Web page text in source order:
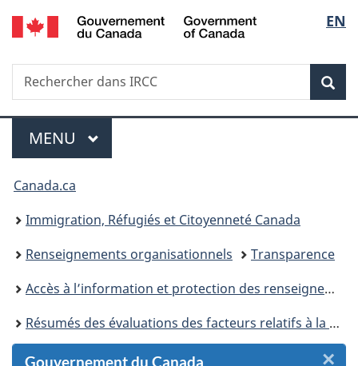
Passer
au
Passer
au
Passer
à
du
Passer
à
simplifiée
de
la
EN
Recherche
Rechercher
dans
Menu
MENU PRINCIPAL
Vous
êtes
ici :
Canada.ca
Immigration, Réfugiés et Citoyenneté Canada
Renseignements organisationnels
Transparence
Accès à l’information et protection des renseignements personnels
Résumés des évaluations des facteurs relatifs à la vie privée (EFPV) d’Immigration, Réfugiés et Citoyenneté Canada
Gouvernement du Canada ×